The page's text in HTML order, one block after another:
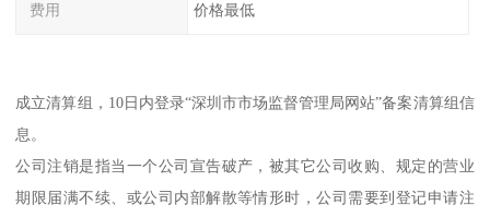
费用 价格最低
成立清算组，10日内登录“深圳市市场监督管理局网站”备案清算组信
息。
公司注销是指当一个公司宣告破产，被其它公司收购、规定的营业
期限届满不续、或公司内部解散等情形时，公司需要到登记申请注